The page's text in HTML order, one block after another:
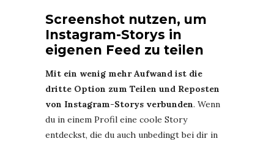
Screenshot nutzen, um
Instagram-Storys in
eigenen Feed zu teilen
Mit ein wenig mehr Aufwand ist die
dritte Option zum Teilen und Reposten
von Instagram-Storys verbunden. Wenn
du in einem Profil eine coole Story
entdeckst, die du auch unbedingt bei dir in